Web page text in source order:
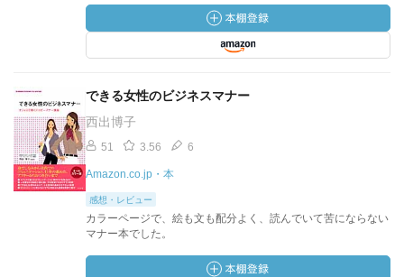
できる女性のビジネスマナー
西出博子
51 3.56 6
Amazon.co.jp・本
感想・レビュー
カラーページで、絵も文も配分よく、読んでいて苦にならない
マナー本でした。